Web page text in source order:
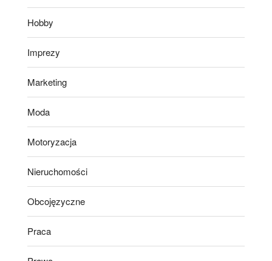
Hobby
Imprezy
Marketing
Moda
Motoryzacja
Nieruchomości
Obcojęzyczne
Praca